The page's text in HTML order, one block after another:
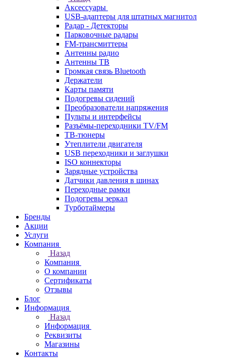
Аксессуары
USB-адаптеры для штатных магнитол
Радар - Детекторы
Парковочные радары
FM-трансмиттеры
Антенны радио
Антенны ТВ
Громкая связь Bluetooth
Держатели
Карты памяти
Подогревы сидений
Преобразователи напряжения
Пульты и интерфейсы
Разъёмы-переходники TV/FM
ТВ-тюнеры
Утеплители двигателя
USB переходники и заглушки
ISO коннекторы
Зарядные устройства
Датчики давления в шинах
Переходные рамки
Подогревы зеркал
Турботаймеры
Бренды
Акции
Услуги
Компания
Назад
Компания
О компании
Сертификаты
Отзывы
Блог
Информация
Назад
Информация
Реквизиты
Магазины
Контакты